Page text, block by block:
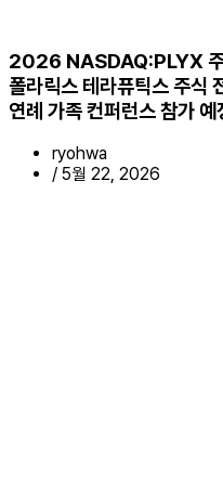
2026 NASDAQ:PLYX
폴라릭스 테라퓨틱스 주식
연례 가족 컨퍼런스 참가 예
ryohwa
/ 5월 22, 2026